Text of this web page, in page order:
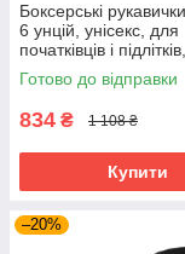
Боксерські
6 унцій, унісекс, для
початківців і підлітків,
Червоний (EF-0370-
Готово до відправки
834 ₴ 1 108 ₴
Купити
–20%